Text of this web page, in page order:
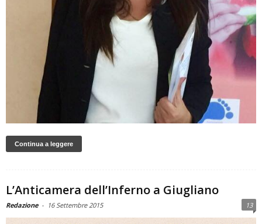
Continua a leggere
L’Anticamera dell’Inferno a Giugliano
Redazione - 16 Settembre 2015 13